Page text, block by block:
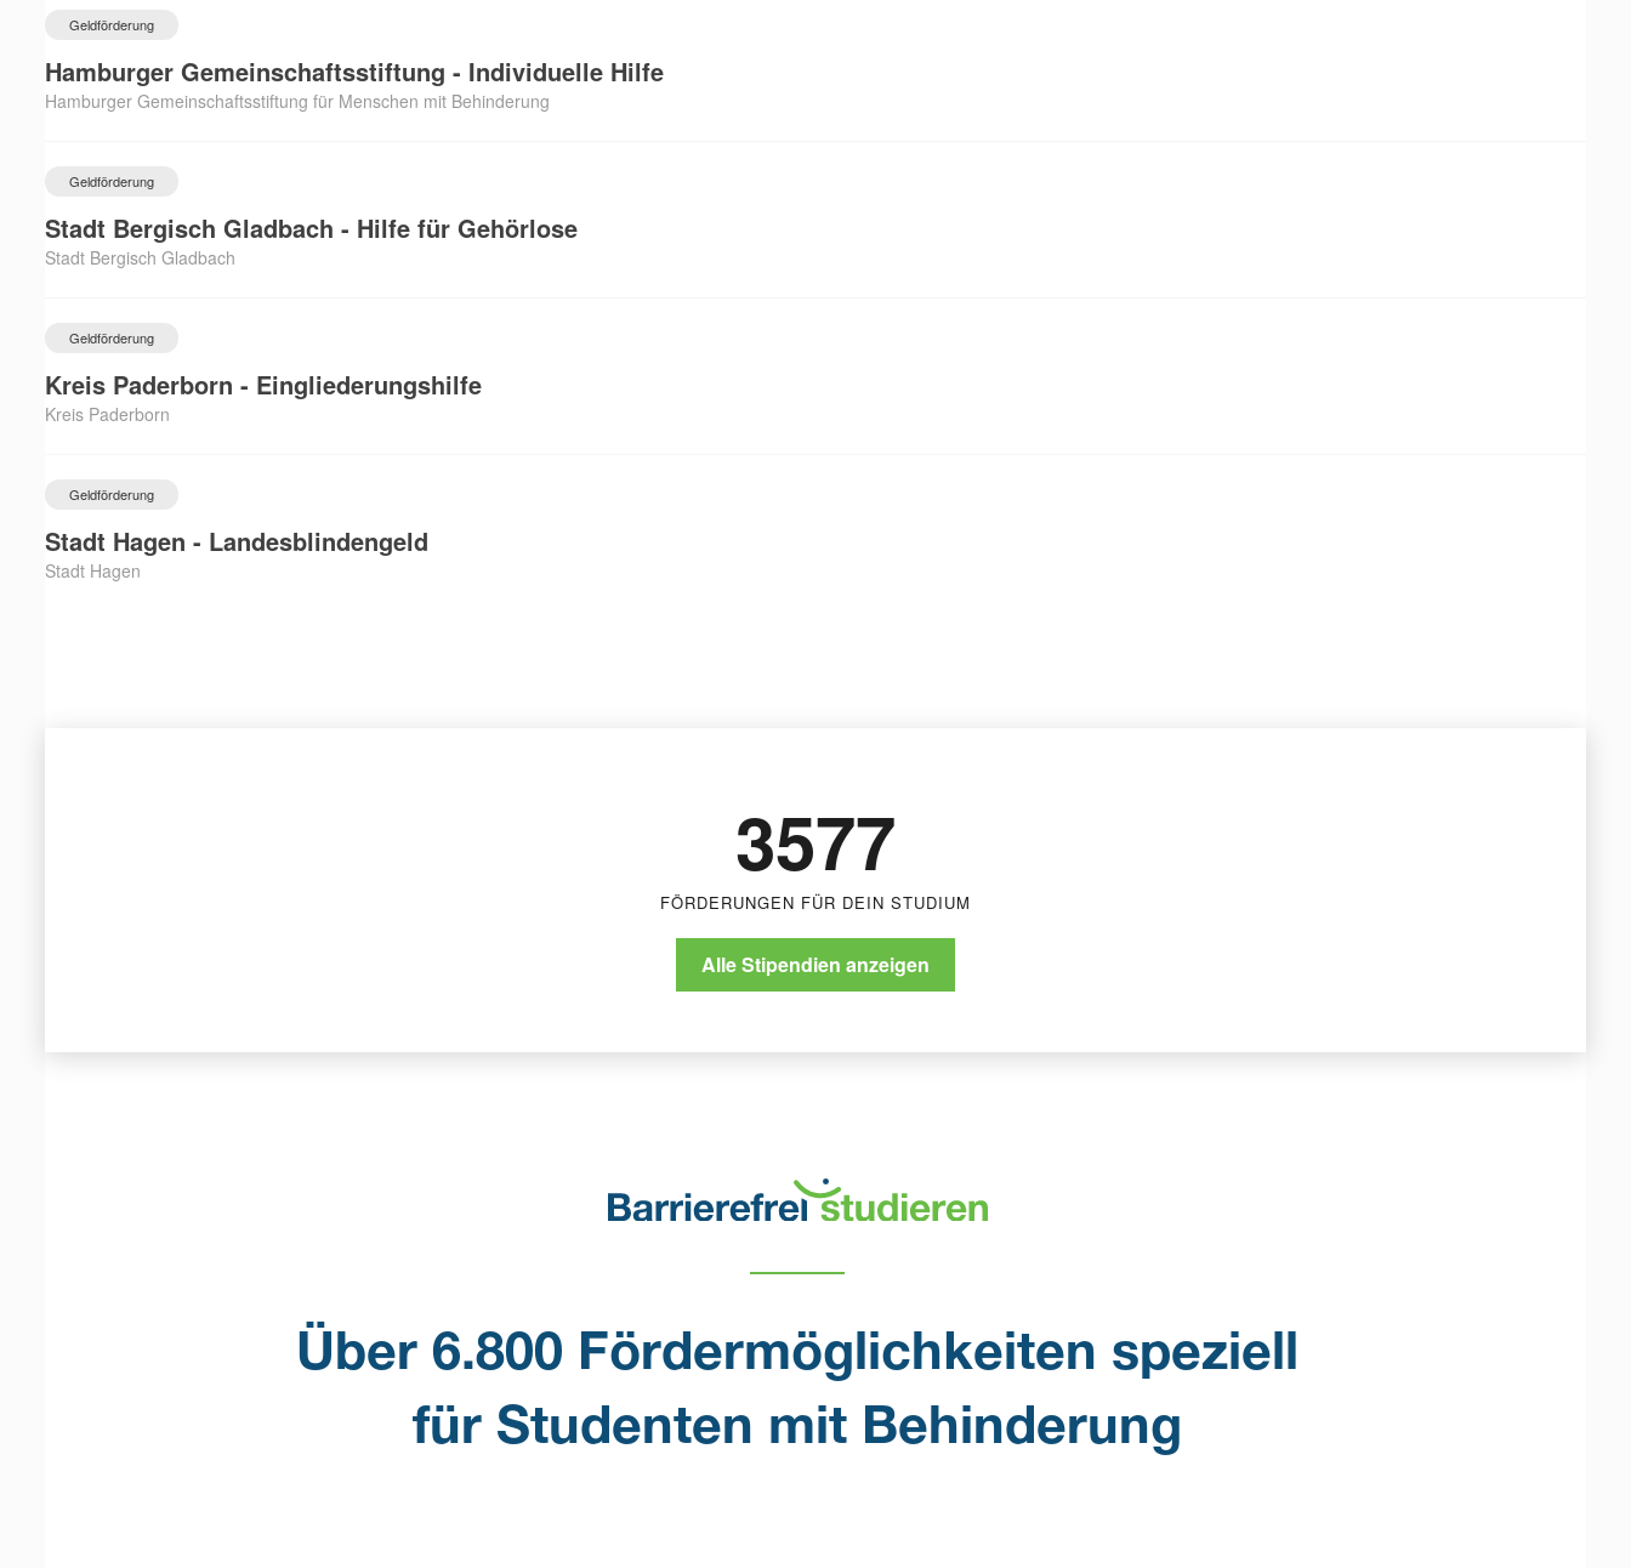
Geldförderung
Hamburger Gemeinschaftsstiftung - Individuelle Hilfe
Hamburger Gemeinschaftsstiftung für Menschen mit Behinderung
Geldförderung
Stadt Bergisch Gladbach - Hilfe für Gehörlose
Stadt Bergisch Gladbach
Geldförderung
Kreis Paderborn - Eingliederungshilfe
Kreis Paderborn
Geldförderung
Stadt Hagen - Landesblindengeld
Stadt Hagen
3577
FÖRDERUNGEN FÜR DEIN STUDIUM
Alle Stipendien anzeigen
Über 6.800 Fördermöglichkeiten speziell
für Studenten mit Behinderung